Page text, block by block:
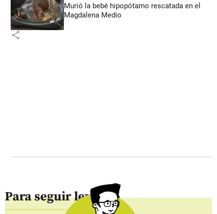
Murió la bebé hipopótamo rescatada en el
Magdalena Medio
share
Para seguir leyendo